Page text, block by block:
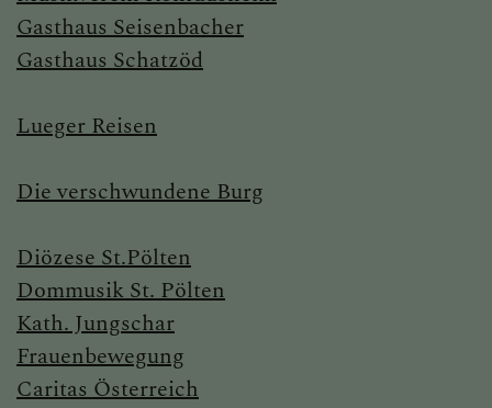
G
TERMINKALENDER
PFARRBRIEFE
AKTUELLES
Gasthaus Seisenbacher
Gasthaus Schatzöd
Lueger Reisen
Die verschwundene Burg
Diözese St.Pölten
Dommusik St. Pölten
Kath. Jungschar
Frauenbewegung
Caritas Österreich